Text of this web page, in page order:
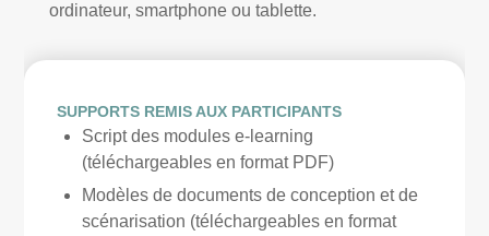
ordinateur, smartphone ou tablette.
SUPPORTS REMIS AUX PARTICIPANTS
Script des modules e-learning
(téléchargeables en format PDF)
Modèles de documents de conception et de
scénarisation (téléchargeables en format